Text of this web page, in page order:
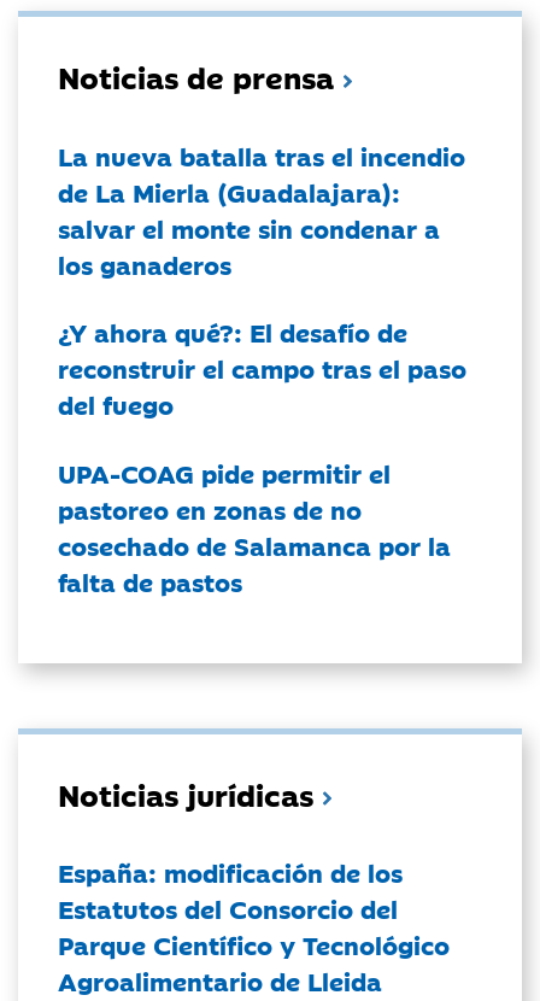
Noticias de prensa
La nueva batalla tras el incendio
de La Mierla (Guadalajara):
salvar el monte sin condenar a
los ganaderos
¿Y ahora qué?: El desafío de
reconstruir el campo tras el paso
del fuego
UPA-COAG pide permitir el
pastoreo en zonas de no
cosechado de Salamanca por la
falta de pastos
Noticias jurídicas
España: modificación de los
Estatutos del Consorcio del
Parque Científico y Tecnológico
Agroalimentario de Lleida